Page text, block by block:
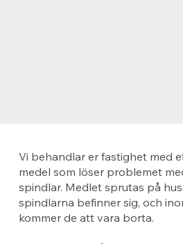
Vi behandlar er fastighet med
medel som löser problemet
spindlar. Medlet sprutas på
spindlarna befinner sig, och
kommer de att vara borta.